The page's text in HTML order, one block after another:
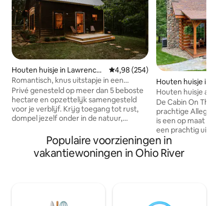
Houten huisje in Lawrenceb
urg
Gemiddelde beoordeling van
4,98 (254)
Romantisch, knus uitstapje in een
houten huisje met vuurplaats en
bubbelbad
Privé genesteld op meer dan 5 beboste
hectare en opzettelijk samengesteld
voor je verblijf. Krijg toegang tot rust,
dompel jezelf onder in de natuur,
gebruik van je creatieve flow.
Voorzieningen zijn onder andere een
wandelpad op het terrein, een
zoutwaterbubbelbad en buitendouche.
Houten huisje in
Houten huisje
De Cabin On The
prachtige
is een op maat
een prachtig
Potts Creek op
terrein.
genieten van de
prachtig uitzicht
Populaire voorzieningen in
vakantiewoningen in Ohio River